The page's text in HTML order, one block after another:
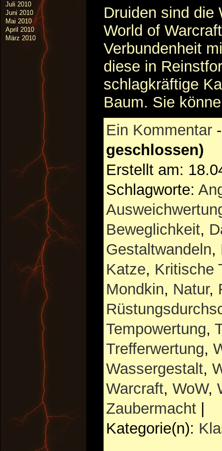
Juli 2010
Juni 2010
Mai 2010
April 2010
März 2010
Druiden sind die
World of
Verbundenheit
diese in
schlagkräftige
Baum. Sie
Ein Kommentar
geschlossen)
Erstellt am:
Schlagworte:
Beweglichkeit,
Gestaltwandeln,
Katze, Kritische
Mondkin, Natur,
Tempowertung,
Trefferwertung,
Wassergestalt,
Warcraft, WoW,
Zaubermacht
Kategorie(n):